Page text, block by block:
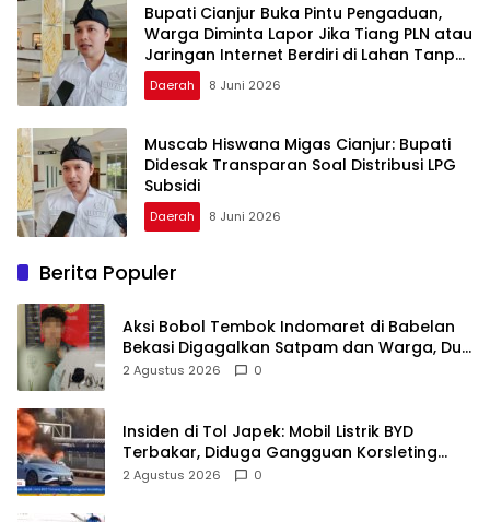
Bupati Cianjur Buka Pintu Pengaduan,
Warga Diminta Lapor Jika Tiang PLN atau
Jaringan Internet Berdiri di Lahan Tanpa
Persetujuan
Daerah 8 Juni 2026
Muscab Hiswana Migas Cianjur: Bupati
Didesak Transparan Soal Distribusi LPG
Subsidi
Daerah 8 Juni 2026
Berita Populer
Aksi Bobol Tembok Indomaret di Babelan
Bekasi Digagalkan Satpam dan Warga, Dua
Pelaku Diamankan
2 Agustus 2026 0
Insiden di Tol Japek: Mobil Listrik BYD
Terbakar, Diduga Gangguan Korsleting
Listrik
2 Agustus 2026 0